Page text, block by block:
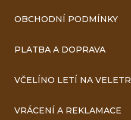
OBCHODNÍ PODMÍNKY
PLATBA A DOPRAVA
VČELÍNO LETÍ NA
VRÁCENÍ A REKLAMACE